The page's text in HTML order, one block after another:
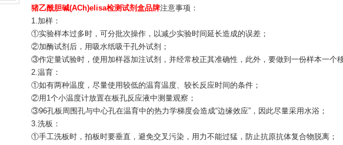
猪乙酰胆碱(ACh)elisa检测试剂盒品牌注意事项：
1.加样：
①实验样本过多时，可分批次操作，以减少实验时间延长造成的误差；
②加酶试剂后，用吸水纸吸干孔外试剂；
③作定量试验时，使用加样器加注试剂，并经常校正其准确性，此外，要做到一份样本一个
2.温育：
①如有两种温度，尽量使用较低的温育温度、较长反应时间的条件；
②用1个小温度计放置在板孔反应液中测量观察；
③96孔板周围孔与中心孔在温育中的热力学梯度会造成“边缘效应”，因此尽量采用水浴；
3.洗板：
①手工洗板时，拍板时要垂直，避免交叉污染，用力不能过猛，防止抗原抗体复合物脱离；